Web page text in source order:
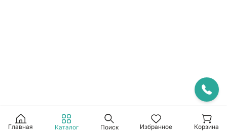
Главная Каталог Поиск Избранное Корзина